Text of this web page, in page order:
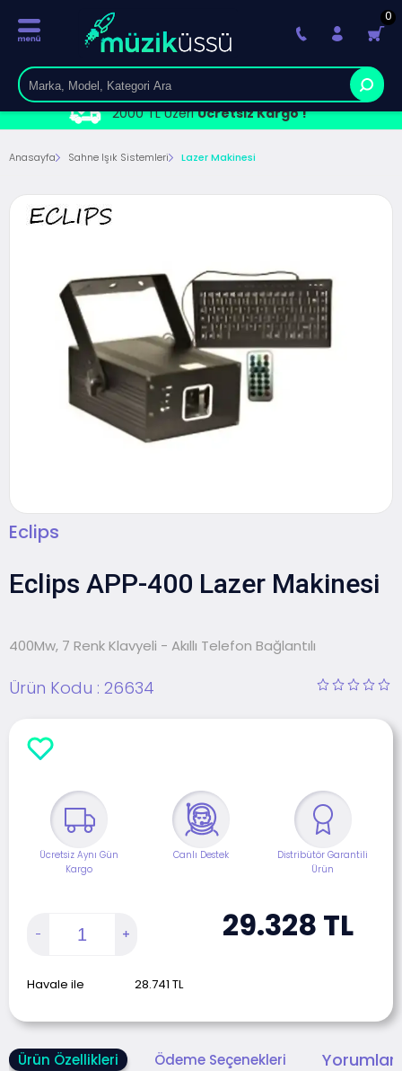
2000 TL ÜzeriÜcretsiz Kargo !
0
Anasayfa Sahne Işık Sistemleri Lazer Makinesi
Eclips
Eclips APP-400 Lazer Makinesi
400Mw, 7 Renk Klavyeli - Akıllı Telefon Bağlantılı
Ürün Kodu : 26634
Ücretsiz Aynı Gün
Kargo
Canlı Destek
Distribütör Garantili
Ürün
29.328 TL
Havale ile 28.741 TL
Ürün Özellikleri Ödeme Seçenekleri